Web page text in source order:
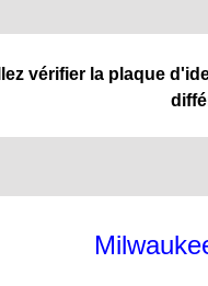
vérifier la plaque